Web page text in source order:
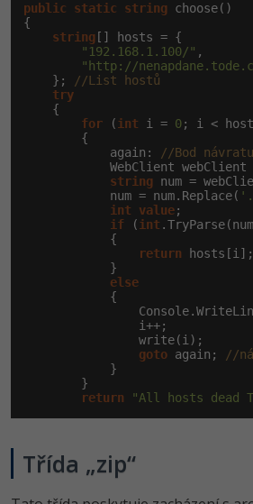
public static string choose()
{
string [] hosts = {
"192.168.1.100/" ,
"http://
    };
//List hostů
try
    {
for (int i = 0; i <
        {
            again:
//Bod návratu
WebClient webClient
string num =
            num = num.Replace(
int
value;
if (int
            {
return hosts[i];
            }
else
            {
                i++;
                write(i);
goto again;
//
            }
        }
return
"All hosts dead
Třída „zip“